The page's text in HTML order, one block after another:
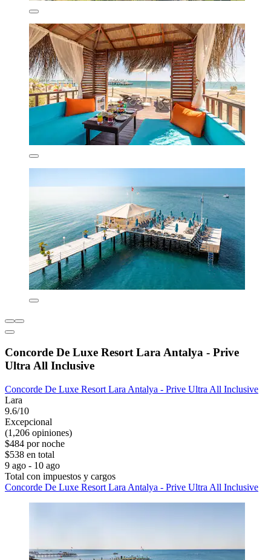
Concorde De Luxe Resort Lara Antalya - Prive
Ultra All Inclusive
Concorde De Luxe Resort Lara Antalya - Prive Ultra All Inclusive
Lara
9.6/10
Excepcional
(1,206 opiniones)
$484 por noche
$538 en total
9 ago - 10 ago
Total con impuestos y cargos
Concorde De Luxe Resort Lara Antalya - Prive Ultra All Inclusive